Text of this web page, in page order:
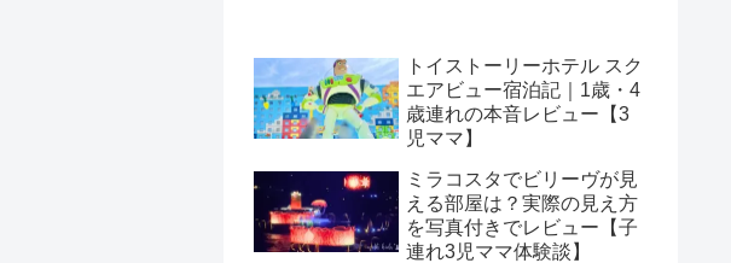
トイストーリーホテル スク
エアビュー宿泊記｜1歳・4
歳連れの本音レビュー【3
児ママ】
ミラコスタでビリーヴが見
える部屋は？実際の見え方
を写真付きでレビュー【子
連れ3児ママ体験談】